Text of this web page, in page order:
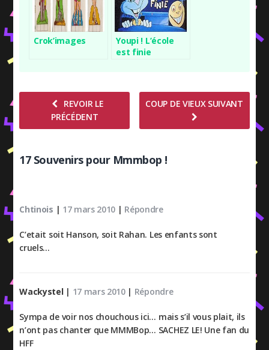
Crok’images
Youpi ! L’école
est finie
REVOIR LE
PRÉCÉDENT
COUP DE VIEUX SUIVANT
17 Souvenirs pour Mmmbop !
Chtinois | 17 mars 2010 | Répondre
C’etait soit Hanson, soit Rahan. Les enfants sont
cruels…
Wackystel | 17 mars 2010| Répondre
Sympa de voir nos chouchous ici… mais s’il vous plait, ils
n’ont pas chanter que MMMBop… SACHEZ LE! Une fan du
HFF